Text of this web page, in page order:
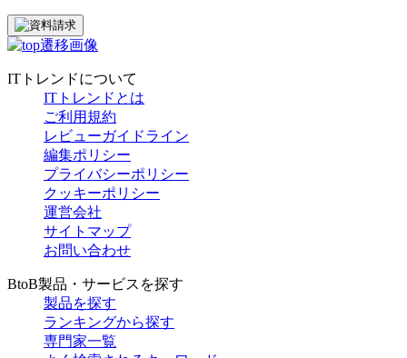
ITトレンドについて
ITトレンドとは
ご利用規約
レビューガイドライン
編集ポリシー
プライバシーポリシー
クッキーポリシー
運営会社
サイトマップ
お問い合わせ
BtoB製品・サービスを探す
製品を探す
ランキングから探す
専門家一覧